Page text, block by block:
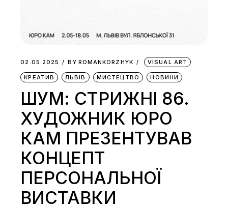
02.05.2025 BY ROMANKORZHYK VISUAL ART
КРЕАТИВ ЛЬВІВ МИСТЕЦТВО НОВИНИ
ШУМ: СТРИЖНІ 86.
ХУДОЖНИК ЮРО
КАМ ПРЕЗЕНТУВАВ
КОНЦЕПТ
ПЕРСОНАЛЬНОЇ
ВИСТАВКИ